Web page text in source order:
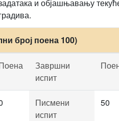
и објашњавању
број поена 100)
Завршни
испит
Писмени
испит
50